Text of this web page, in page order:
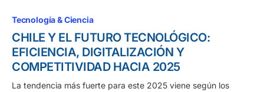
Tecnología & Ciencia
CHILE Y EL FUTURO TECNOLÓGICO:
EFICIENCIA, DIGITALIZACIÓN Y
COMPETITIVIDAD HACIA 2025
La tendencia más fuerte para este 2025 viene según los